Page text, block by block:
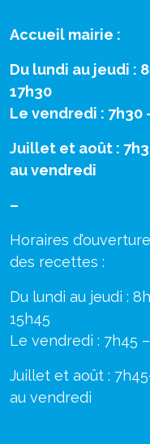
Accueil mairie :
Du lundi au jeudi :
17h30
Le vendredi : 7h30
Juillet et août :
au vendredi
–
Horaires
des recettes :
Du lundi au jeudi :
15h45
Le vendredi : 7h45
Juillet et août :
au vendredi